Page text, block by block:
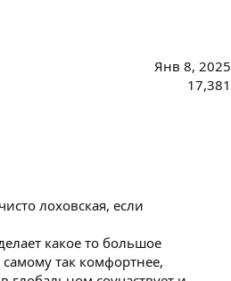
Янв 8, 2025
17,381
лоховская, если
какое то большое
так комфортнее,